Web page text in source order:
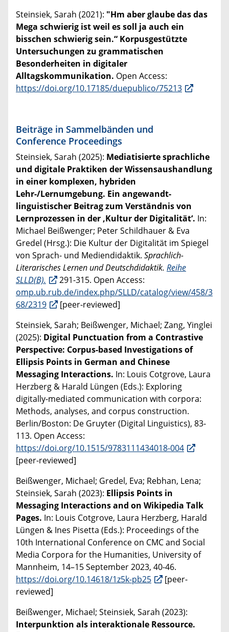
Steinsiek, Sarah (2021): "Hm aber glaube das das
Mega schwierig ist weil es soll ja auch ein
bisschen schwierig sein.“ Korpusgestützte
Untersuchungen zu grammatischen
Besonderheiten in digitaler
Alltagskommunikation. Open Access:
https://doi.org/10.17185/duepublico/75213
Beiträge in Sammelbänden und
Conference Proceedings
Steinsiek, Sarah (2025): Mediatisierte sprachliche
und digitale Praktiken der Wissensaushandlung
in einer komplexen, hybriden
Lehr-/Lernumgebung. Ein angewandt-
linguistischer Beitrag zum Verständnis von
Lernprozessen in der ‚Kultur der Digitalität‘. In:
Michael Beißwenger; Peter Schildhauer & Eva
Gredel (Hrsg.): Die Kultur der Digitalität im Spiegel
von Sprach- und Mediendidaktik. Sprachlich-
Literarisches Lernen und Deutschdidaktik. Reihe
SLLD(B).
291-315. Open Access:
omp.ub.rub.de/index.php/SLLD/catalog/view/458/3
68/2319
[peer-reviewed]
Steinsiek, Sarah; Beißwenger, Michael; Zang, Yinglei
(2025): Digital Punctuation from a Contrastive
Perspective: Corpus-based Investigations of
Ellipsis Points in German and Chinese
Messaging Interactions. In: Louis Cotgrove, Laura
Herzberg & Harald Lüngen (Eds.): Exploring
digitally-mediated communication with corpora:
Methods, analyses, and corpus construction.
Berlin/Boston: De Gruyter (Digital Linguistics), 83-
113. Open Access:
https://doi.org/10.1515/9783111434018-004
[peer-reviewed]
Beißwenger, Michael; Gredel, Eva; Rebhan, Lena;
Steinsiek, Sarah (2023): Ellipsis Points in
Messaging Interactions and on Wikipedia Talk
Pages. In: Louis Cotgrove, Laura Herzberg, Harald
Lüngen & Ines Pisetta (Eds.): Proceedings of the
10th International Conference on CMC and Social
Media Corpora for the Humanities, University of
Mannheim, 14–15 September 2023, 40-46.
https://doi.org/10.14618/1z5k-pb25
[peer-
reviewed]
Beißwenger, Michael; Steinsiek, Sarah (2023):
Interpunktion als interaktionale Ressource.